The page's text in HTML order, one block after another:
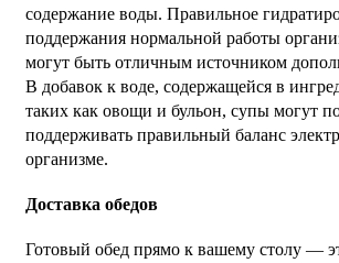
содержание воды. Правильное
поддержания нормальной работы
могут быть отличным источником
В добавок к воде, содержащейся в
таких как овощи и бульон, супы могут
поддерживать правильный баланс
организме.
Доставка обедов
Готовый обед прямо к вашему столу —